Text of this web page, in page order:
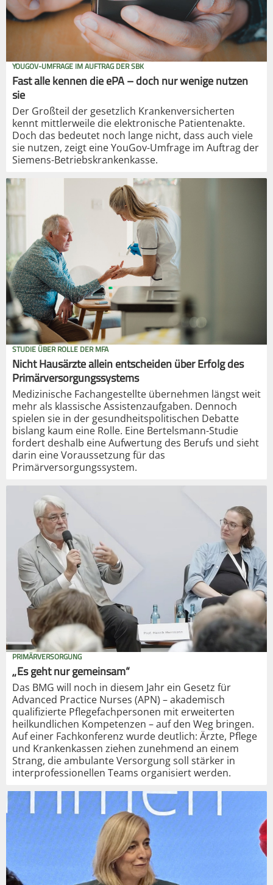
YOUGOV-UMFRAGE IM AUFTRAG DER SBK
Fast alle kennen die ePA – doch nur wenige nutzen
sie
Der Großteil der gesetzlich Krankenversicherten
kennt mittlerweile die elektronische Patientenakte.
Doch das bedeutet noch lange nicht, dass auch viele
sie nutzen, zeigt eine YouGov-Umfrage im Auftrag der
Siemens-Betriebskrankenkasse.
STUDIE ÜBER ROLLE DER MFA
Nicht Hausärzte allein entscheiden über Erfolg des
Primärversorgungssystems
Medizinische Fachangestellte übernehmen längst weit
mehr als klassische Assistenzaufgaben. Dennoch
spielen sie in der gesundheitspolitischen Debatte
bislang kaum eine Rolle. Eine Bertelsmann-Studie
fordert deshalb eine Aufwertung des Berufs und sieht
darin eine Voraussetzung für das
Primärversorgungssystem.
PRIMÄRVERSORGUNG
„Es geht nur gemeinsam“
Das BMG will noch in diesem Jahr ein Gesetz für
Advanced Practice Nurses (APN) – akademisch
qualifizierte Pflegefachpersonen mit erweiterten
heilkundlichen Kompetenzen – auf den Weg bringen.
Auf einer Fachkonferenz wurde deutlich: Ärzte, Pflege
und Krankenkassen ziehen zunehmend an einem
Strang, die ambulante Versorgung soll stärker in
interprofessionellen Teams organisiert werden.